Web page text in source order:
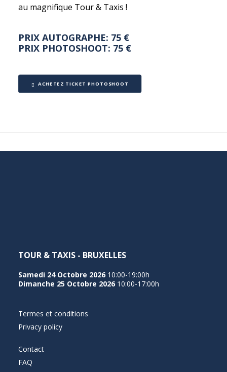
au magnifique Tour & Taxis !
PRIX AUTOGRAPHE: 75 €
PRIX PHOTOSHOOT: 75 €
ACHETEZ TICKET PHOTOSHOOT
TOUR & TAXIS - BRUXELLES
Samedi 24 Octobre 2026 10:00-19:00h
Dimanche 25 Octobre 2026 10:00-17:00h
Termes et conditions
Privacy policy
Contact
FAQ